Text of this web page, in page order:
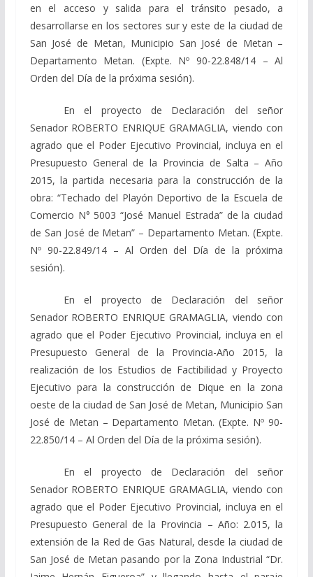
en el acceso y salida para el tránsito pesado, a
desarrollarse en los sectores sur y este de la ciudad de
San José de Metan, Municipio San José de Metan –
Departamento Metan. (Expte. Nº 90-22.848/14 – Al
Orden del Día de la próxima sesión).
En el proyecto de Declaración del señor
Senador ROBERTO ENRIQUE GRAMAGLIA, viendo con
agrado que el Poder Ejecutivo Provincial, incluya en el
Presupuesto General de la Provincia de Salta – Año
2015, la partida necesaria para la construcción de la
obra: “Techado del Playón Deportivo de la Escuela de
Comercio N° 5003 “José Manuel Estrada” de la ciudad
de San José de Metan” – Departamento Metan. (Expte.
Nº 90-22.849/14 – Al Orden del Día de la próxima
sesión).
En el proyecto de Declaración del señor
Senador ROBERTO ENRIQUE GRAMAGLIA, viendo con
agrado que el Poder Ejecutivo Provincial, incluya en el
Presupuesto General de la Provincia-Año 2015, la
realización de los Estudios de Factibilidad y Proyecto
Ejecutivo para la construcción de Dique en la zona
oeste de la ciudad de San José de Metan, Municipio San
José de Metan – Departamento Metan. (Expte. Nº 90-
22.850/14 – Al Orden del Día de la próxima sesión).
En el proyecto de Declaración del señor
Senador ROBERTO ENRIQUE GRAMAGLIA, viendo con
agrado que el Poder Ejecutivo Provincial, incluya en el
Presupuesto General de la Provincia – Año: 2.015, la
extensión de la Red de Gas Natural, desde la ciudad de
San José de Metan pasando por la Zona Industrial “Dr.